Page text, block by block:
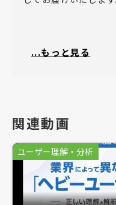
・ペルソナを一から学
製品やサービスをあ
かつてその思いを留
に思い描き、成功し
...もっと見る
関連動画
ユーザー理解・分析